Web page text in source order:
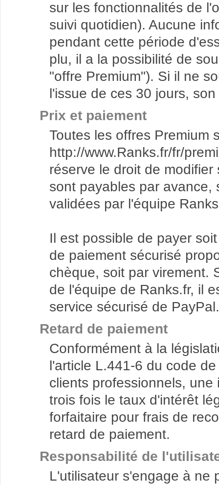
sur les fonctionnalités de
suivi quotidien). Aucune
pendant cette période
plu, il a la possibilité de
"offre Premium"). Si il ne
l'issue de ces 30 jours,
Prix et paiement
Toutes les offres Premium
http://www.Ranks.fr/fr/
réserve le droit de
sont payables par avance,
validées par l'équipe
Il est possible de payer
de paiement sécurisé
chèque, soit par virement.
de l'équipe de Ranks.fr, il
service sécurisé de PayPal.
Retard de paiement
Conformément à la
l'article L.441-6 du code
clients professionnels,
trois fois le taux d'intérêt
forfaitaire pour frais de
retard de paiement.
Responsabilité de
L'utilisateur s'engage à ne